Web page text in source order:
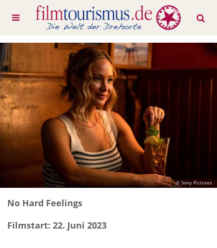
© Sony Pictures
No Hard Feelings
Filmstart: 22. Juni 2023